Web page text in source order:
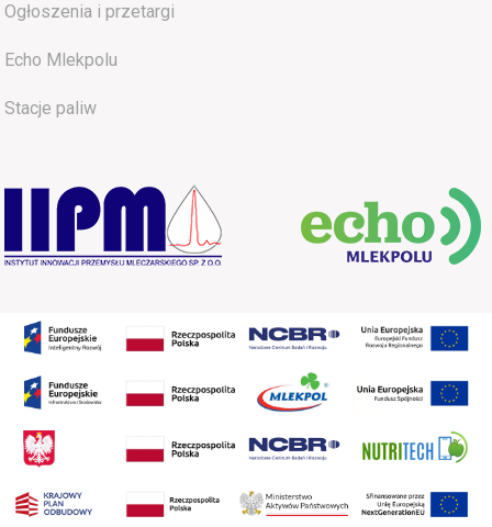
Ogłoszenia i przetargi
Echo Mlekpolu
Stacje paliw